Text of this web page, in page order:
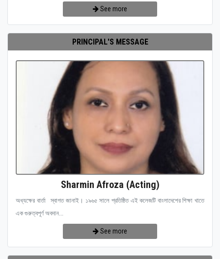
See more
PRINCIPAL'S MESSAGE
Sharmin Afroza (Acting)
অধ্যক্ষের বার্তা স্বাগত জানাই। ১৯৬৫ সালে প্রতিষ্ঠিত এই কলেজটি বাংলাদেশের শিক্ষা খাতে
এক গুরুত্বপূর্ণ অবদান...
See more